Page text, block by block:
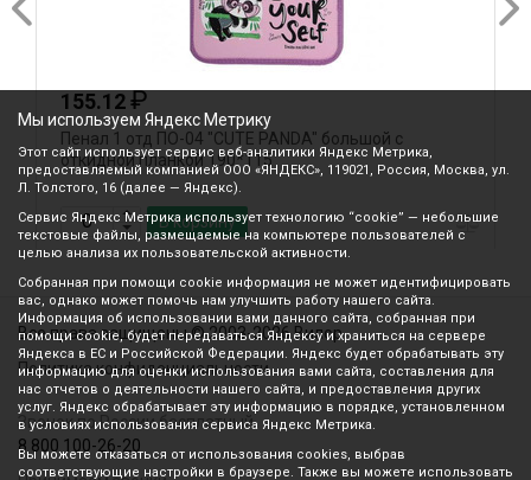
155.12₽
Пенал 1 отд ПО-04 "CUTE PANDA" большой с
откидной планкой 190*115
В корзину
Все права защищены © 2003-2026 Вилор
Политика конфиденциальности
Звонок по России бесплатный
8 800 100-26-20
Мы используем Яндекс Метрику
Этот сайт использует сервис веб-аналитики Яндекс Метрика,
предоставляемый компанией ООО «ЯНДЕКС», 119021, Россия, Москва, ул.
Л. Толстого, 16 (далее — Яндекс).
Сервис Яндекс Метрика использует технологию “cookie” — небольшие
текстовые файлы, размещаемые на компьютере пользователей с
целью анализа их пользовательской активности.
Собранная при помощи cookie информация не может идентифицировать
вас, однако может помочь нам улучшить работу нашего сайта.
Информация об использовании вами данного сайта, собранная при
помощи cookie, будет передаваться Яндексу и храниться на сервере
Яндекса в ЕС и Российской Федерации. Яндекс будет обрабатывать эту
информацию для оценки использования вами сайта, составления для
нас отчетов о деятельности нашего сайта, и предоставления других
услуг. Яндекс обрабатывает эту информацию в порядке, установленном
в условиях использования сервиса Яндекс Метрика.
Вы можете отказаться от использования cookies, выбрав
соответствующие настройки в браузере. Также вы можете использовать